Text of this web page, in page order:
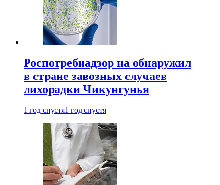
Роспотребнадзор на обнаружил
в стране завозных случаев
лихорадки Чикунгунья
1 год спустя1 год спустя